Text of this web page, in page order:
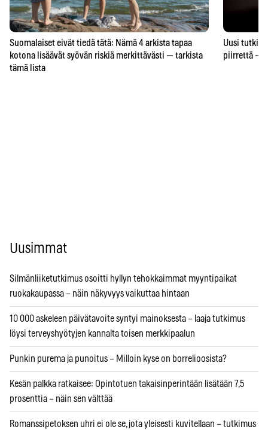
Suomalaiset eivät tiedä tätä: Nämä 4 arkista tapaa
kotona lisäävät syövän riskiä merkittävästi — tarkista
tämä lista
Uusi
piirrettä –
Uusimmat
Silmänliiketutkimus osoitti hyllyn tehokkaimmat myyntipaikat
ruokakaupassa – näin näkyvyys vaikuttaa hintaan
10 000 askeleen päivätavoite syntyi mainoksesta – laaja tutkimus
löysi terveyshyötyjen kannalta toisen merkkipaalun
Punkin purema ja punoitus – Milloin kyse on borrelioosista?
Kesän palkka ratkaisee: Opintotuen takaisinperintään lisätään 7,5
prosenttia – näin sen välttää
Romanssipetoksen uhri ei ole se, jota yleisesti kuvitellaan – tutkimus